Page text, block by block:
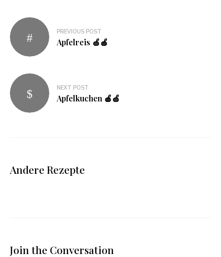
Beitragsnavigation
PREVIOUS POST
Apfelreis 🍏🍎
NEXT POST
Apfelkuchen 🍎🍏
Andere Rezepte
Join the Conversation